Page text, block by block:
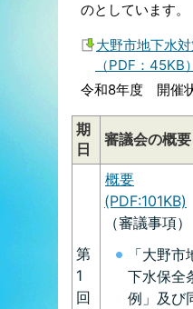
のとしています。
大野市地下水
（PDF：45KB）
令和8年度 開催
期
日
審議会の概要
第
1
回
概要
(PDF:101KB)
（審議事項）
「大野市
下水保全
例」及び